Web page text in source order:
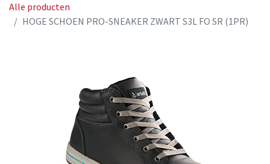
Alle producten
HOGE SCHOEN PRO-SNEAKER ZWART S3L FO SR (1PR)